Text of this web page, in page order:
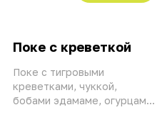
Поке с креветкой
Поке с тигровыми
креветками, чуккой,
бобами эдамаме, огурцами,